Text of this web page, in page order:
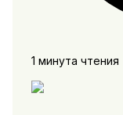
1 минута чтения